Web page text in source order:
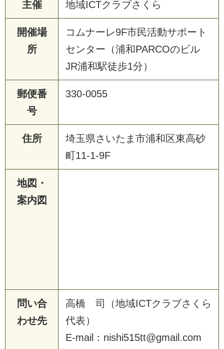
主催 地域ICTクラブさくら
開催場
所
コムナーレ9F市民活動サポート
センター（浦和PARCOのビル
JR浦和駅徒歩1分）
郵便番
号
330-0055
住所
埼玉県さいたま市浦和区東高砂
町11-1-9F
地図・
案内図
問い合
わせ先
高橋 司（地域ICTクラブさくら
代表）
E-mail：nishi515tt@gmail.com